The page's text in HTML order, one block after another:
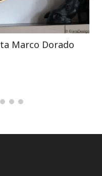
Marco Dorado